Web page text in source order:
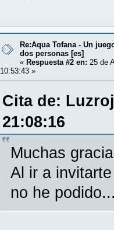
Re:Aqua Tofana - Un
dos personas [es]
« Respuesta #2 en: 25 de
10:53:43 »
Cita de:
21:08:16
Muchas
Al ir a
no he